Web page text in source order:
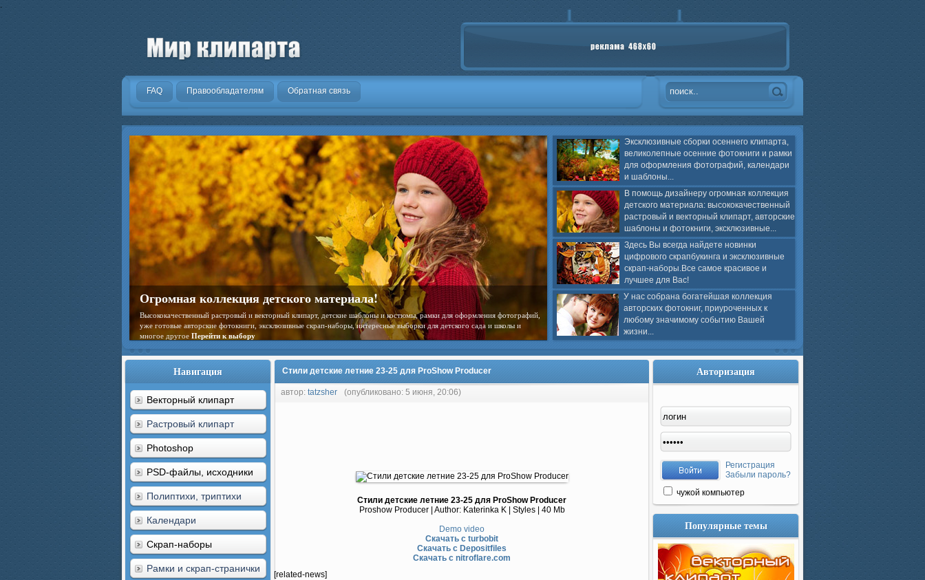
.
FAQ Правообладателям Обратная связь
Эксклюзивные сборки осеннего клипарта,
великолепные осенние фотокниги и рамки
для оформления фотографий, календари
и шаблоны...
В помощь дизайнеру огромная коллекция
детского материала: высококачественный
растровый и векторный клипарт, авторские
шаблоны и фотокниги, эксклюзивные...
Здесь Вы всегда найдете новинки
цифрового скрапбукинга и эксклюзивные
скрап-наборы.Все самое красивое и
лучшее для Вас!
У нас собрана богатейшая коллекция
авторских фотокниг, приуроченных к
любому значимому событию Вашей
жизни...
Огромная коллекция детского материала!
Высококачественный растровый и векторный клипарт, детские шаблоны и костюмы, рамки для оформления фотографий,
уже готовые авторские фотокниги, эксклюзивные скрап-наборы, интересные выборки для детского сада и школы и
многое другое Перейти к выбору
Навигация
Векторный клипарт
Растровый клипарт
Photoshop
PSD-файлы, исходники
Полиптихи, триптихи
Календари
Скрап-наборы
Рамки и скрап-странички
Стили детские летние 23-25 для ProShow Producer
автор: tatzsher (опубликовано: 5 июня, 20:06)
Стили детские летние 23-25 для ProShow Producer
Proshow Producer | Author: Katerinka K | Styles | 40 Mb
Demo video
Скачать с turbobit
Скачать с Depositfiles
Скачать с nitroflare.com
[related-news]
Авторизация
Регистрация
Забыли пароль?
чужой компьютер
Популярные темы